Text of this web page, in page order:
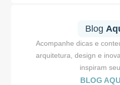
Blog
Acompanhe dicas e
arquitetura, design e
inspiram
BLOG